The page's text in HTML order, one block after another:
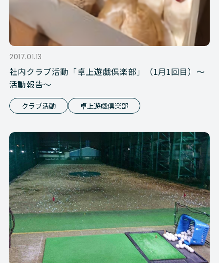
2017.01.13
社内クラブ活動「卓上遊戯倶楽部」（1月1回目）～
活動報告～
クラブ活動 卓上遊戯倶楽部